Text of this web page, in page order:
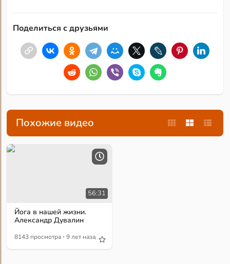
Поделиться с друзьями
Похожие видео
56:31
Йога в нашей жизни.
Александр Дувалин
8143 просмотра · 9 лет назад